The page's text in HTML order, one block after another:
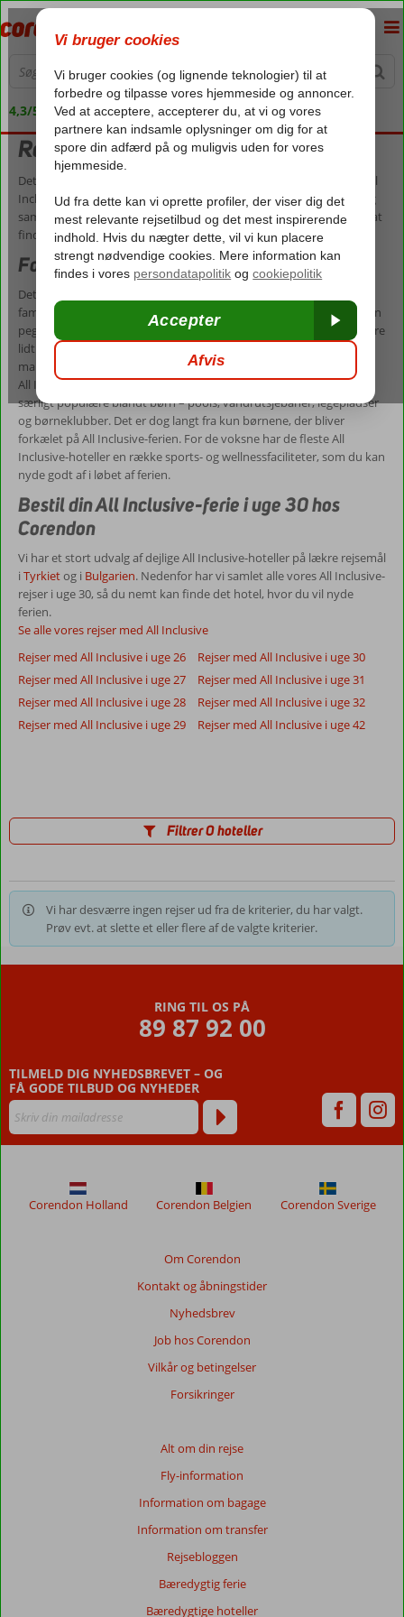
4,3/5 på Trustpilot
Rejser med All Inclusive i uge 30
Det er ingen sag at slappe af, når du rejser med All Inclusive. Med All
Inclusive slipper du nemlig både for hverdagens mange gøremål og
samtidig, så kan du nyde en stressfri ferie uden at skulle tænke på at
finde restauranter, hver gang sulten melder sig.
Forkæl familien med All Inclusive
Det er ikke altid nemt at skulle finde en restaurant, der falder i hele
familiens smag – og med børn er det ofte nemmere, hvis de selv kan
pege ud, hvad de gerne vil spise. Når alt kommer til alt, så er det bare
lidt nemmere med en buffet end et menukort. Dét er en blot en af
mange grunde til, at de fleste børn elsker All Inclusive-ferie. Mange
All Inclusive-hoteller har desuden et væld af aktiviteter, som er
særligt populære blandt børn – pools, vandrutsjebaner, legepladser
og børneklubber. Det er dog langt fra kun børnene, der bliver
forkælet på All Inclusive-ferien. For de voksne har de fleste All
Inclusive-hoteller en række sports- og wellnessfaciliteter, som du kan
nyde godt af i løbet af ferien.
Bestil din All Inclusive-ferie i uge 30 hos
Corendon
Vi har et stort udvalg af dejlige All Inclusive-hoteller på lækre rejsemål
i Tyrkietog i Bulgarien. Nedenfor har vi samlet alle vores All Inclusive-
rejser i uge 30, så du nemt kan finde det hotel, hvor du vil nyde
ferien.
Se alle vores rejser med All Inclusive
Rejser med All Inclusive i uge 26
Rejser med All Inclusive i uge 27
Rejser med All Inclusive i uge 28
Rejser med All Inclusive i uge 29
Rejser med All Inclusive i uge 30
Rejser med All Inclusive i uge 31
Rejser med All Inclusive i uge 32
Rejser med All Inclusive i uge 42
Filtrer 0 hoteller
Vi har desværre ingen rejser ud fra de kriterier, du har valgt.
Prøv evt. at slette et eller flere af de valgte kriterier.
RING TIL OS PÅ
89 87 92 00
TILMELD DIG NYHEDSBREVET – OG
FÅ GODE TILBUD OG NYHEDER
Om Corendon
Kontakt og åbningstider
Nyhedsbrev
Job hos Corendon
Vilkår og betingelser
Forsikringer
Alt om din rejse
Fly-information
Information om bagage
Information om transfer
Rejsebloggen
Bæredygtig ferie
Bæredygtige hoteller
Corendon Holland Corendon Belgien Corendon Sverige